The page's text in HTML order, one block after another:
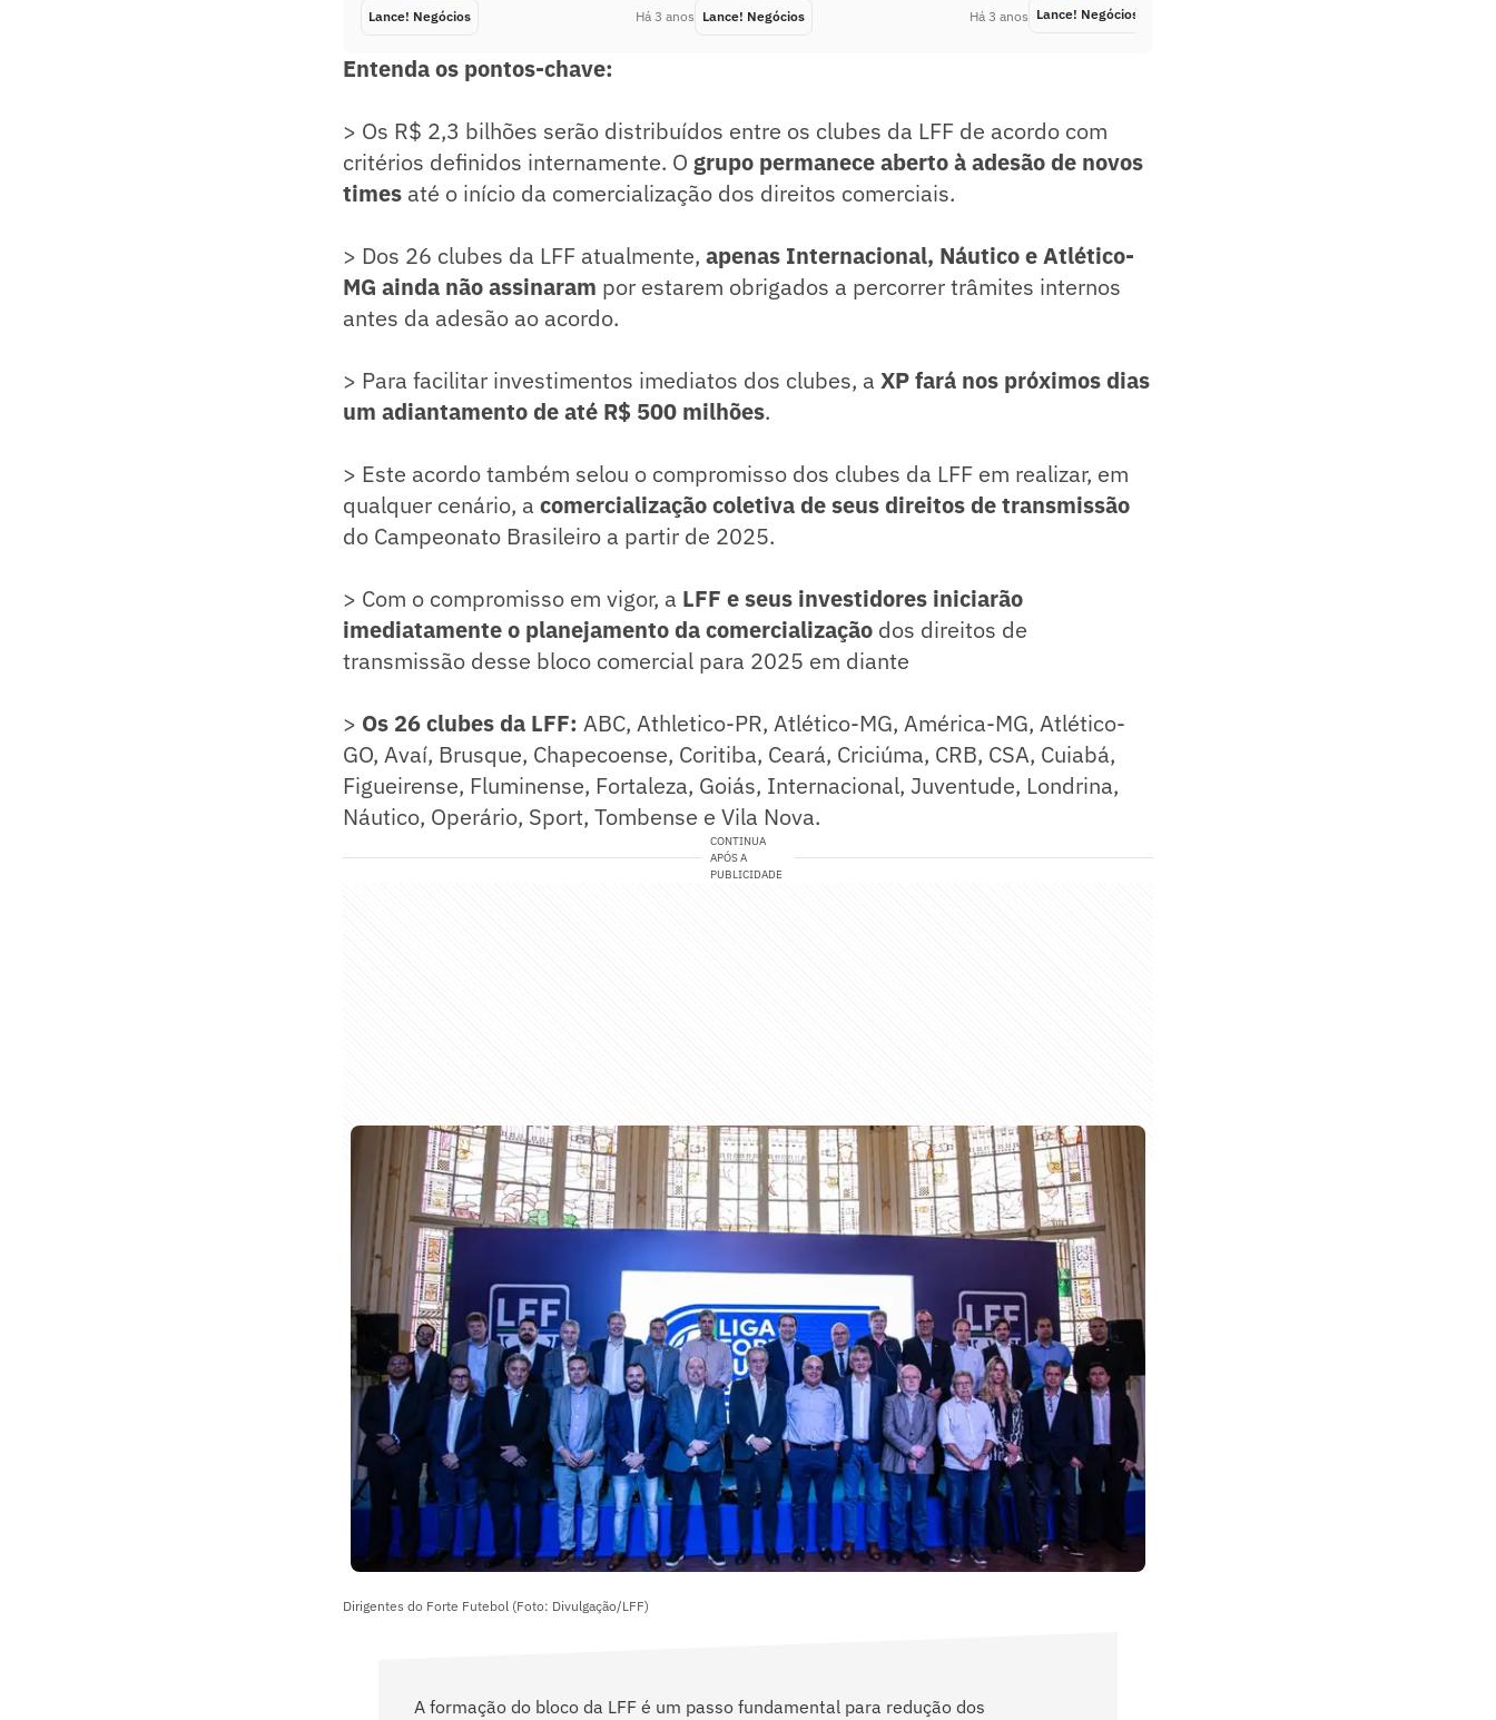
Lance! Negócios Há 3 anos Lance! Negócios Há 3 anos Lance! Negócios
Entenda os pontos-chave:
> Os R$ 2,3 bilhões serão distribuídos entre os clubes da LFF de acordo com
critérios definidos internamente. O grupo permanece aberto à adesão de novos
times até o início da comercialização dos direitos comerciais.
> Dos 26 clubes da LFF atualmente, apenas Internacional, Náutico e Atlético-
MG ainda não assinaram por estarem obrigados a percorrer trâmites internos
antes da adesão ao acordo.
> Para facilitar investimentos imediatos dos clubes, a XP fará nos próximos dias
um adiantamento de até R$ 500 milhões.
> Este acordo também selou o compromisso dos clubes da LFF em realizar, em
qualquer cenário, a comercialização coletiva de seus direitos de transmissão
do Campeonato Brasileiro a partir de 2025.
> Com o compromisso em vigor, a LFF e seus investidores iniciarão
imediatamente o planejamento da comercialização dos direitos de
transmissão desse bloco comercial para 2025 em diante
> Os 26 clubes da LFF: ABC, Athletico-PR, Atlético-MG, América-MG, Atlético-
GO, Avaí, Brusque, Chapecoense, Coritiba, Ceará, Criciúma, CRB, CSA, Cuiabá,
Figueirense, Fluminense, Fortaleza, Goiás, Internacional, Juventude, Londrina,
Náutico, Operário, Sport, Tombense e Vila Nova.
CONTINUA
APÓS A
PUBLICIDADE
Dirigentes do Forte Futebol (Foto: Divulgação/LFF)
A formação do bloco da LFF é um passo fundamental para redução dos